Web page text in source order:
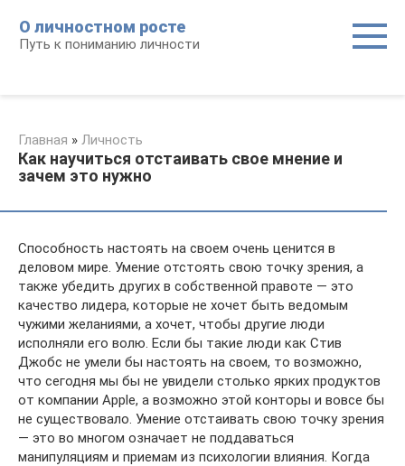
контенту
О личностном росте
Путь к пониманию личности
Главная » Личность
Как научиться отстаивать свое мнение и
зачем это нужно
Способность настоять на своем очень ценится в
деловом мире. Умение отстоять свою точку зрения, а
также убедить других в собственной правоте — это
качество лидера, которые не хочет быть ведомым
чужими желаниями, а хочет, чтобы другие люди
исполняли его волю. Если бы такие люди как Стив
Джобс не умели бы настоять на своем, то возможно,
что сегодня мы бы не увидели столько ярких продуктов
от компании Apple, а возможно этой конторы и вовсе бы
не существовало. Умение отстаивать свою точку зрения
— это во многом означает не поддаваться
манипуляциям и приемам из психологии влияния. Когда